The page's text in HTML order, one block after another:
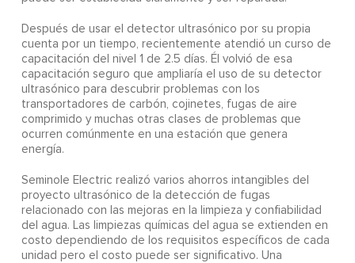
Después de usar el detector ultrasónico por su propia
cuenta por un tiempo, recientemente atendió un curso de
capacitación del nivel 1 de 2.5 días. Él volvió de esa
capacitación seguro que ampliaría el uso de su detector
ultrasónico para descubrir problemas con los
transportadores de carbón, cojinetes, fugas de aire
comprimido y muchas otras clases de problemas que
ocurren comúnmente en una estación que genera
energía.
Seminole Electric realizó varios ahorros intangibles del
proyecto ultrasónico de la detección de fugas
relacionado con las mejoras en la limpieza y confiabilidad
del agua. Las limpiezas químicas del agua se extienden en
costo dependiendo de los requisitos específicos de cada
unidad pero el costo puede ser significativo. Una